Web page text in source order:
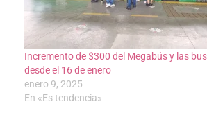
Incremento de $300 del Megabús y las
desde el 16 de enero
enero 9, 2025
En «Es tendencia»